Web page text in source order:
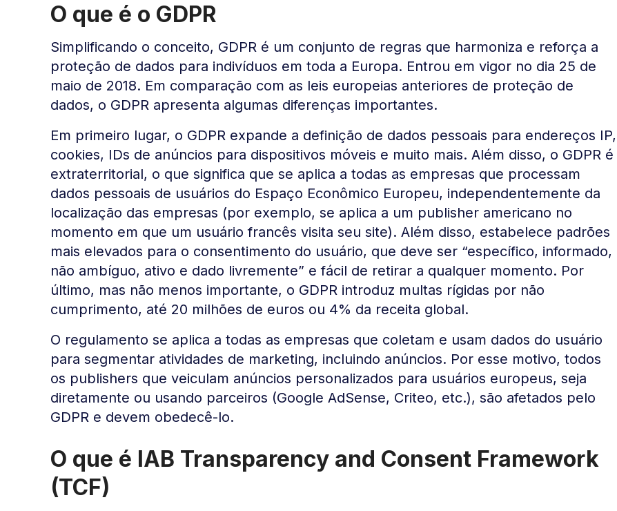
O que é o GDPR
Simplificando o conceito, GDPR é um conjunto de regras que harmoniza e reforça a
proteção de dados para indivíduos em toda a Europa. Entrou em vigor no dia 25 de
maio de 2018. Em comparação com as leis europeias anteriores de proteção de
dados, o GDPR apresenta algumas diferenças importantes.
Em primeiro lugar, o GDPR expande a definição de dados pessoais para endereços IP,
cookies, IDs de anúncios para dispositivos móveis e muito mais. Além disso, o GDPR é
extraterritorial, o que significa que se aplica a todas as empresas que processam
dados pessoais de usuários do Espaço Econômico Europeu, independentemente da
localização das empresas (por exemplo, se aplica a um publisher americano no
momento em que um usuário francês visita seu site). Além disso, estabelece padrões
mais elevados para o consentimento do usuário, que deve ser “específico, informado,
não ambíguo, ativo e dado livremente” e fácil de retirar a qualquer momento. Por
último, mas não menos importante, o GDPR introduz multas rígidas por não
cumprimento, até 20 milhões de euros ou 4% da receita global.
O regulamento se aplica a todas as empresas que coletam e usam dados do usuário
para segmentar atividades de marketing, incluindo anúncios. Por esse motivo, todos
os publishers que veiculam anúncios personalizados para usuários europeus, seja
diretamente ou usando parceiros (Google AdSense, Criteo, etc.), são afetados pelo
GDPR e devem obedecê-lo.
O que é IAB Transparency and Consent Framework
(TCF)